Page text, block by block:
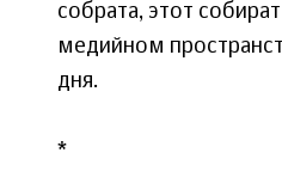
собрата, этот
медийном
дня.
*